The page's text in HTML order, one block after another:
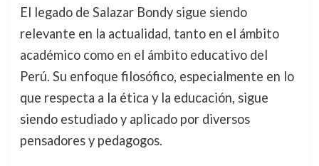
El legado de Salazar Bondy sigue siendo
relevante en la actualidad, tanto en el ámbito
académico como en el ámbito educativo del
Perú. Su enfoque filosófico, especialmente en lo
que respecta a la ética y la educación, sigue
siendo estudiado y aplicado por diversos
pensadores y pedagogos.